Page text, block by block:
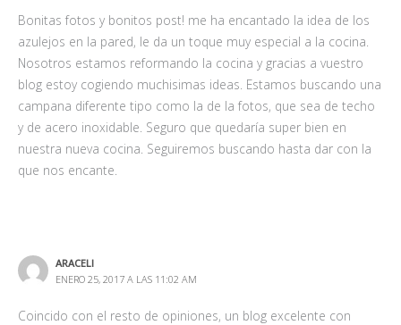
Bonitas fotos y bonitos post! me ha encantado la idea de los
azulejos en la pared, le da un toque muy especial a la cocina.
Nosotros estamos reformando la cocina y gracias a vuestro
blog estoy cogiendo muchisimas ideas. Estamos buscando una
campana diferente tipo como la de la fotos, que sea de techo
y de acero inoxidable. Seguro que quedaría super bien en
nuestra nueva cocina. Seguiremos buscando hasta dar con la
que nos encante.
ARACELI
ENERO 25, 2017 A LAS 11:02 AM
Coincido con el resto de opiniones, un blog excelente con